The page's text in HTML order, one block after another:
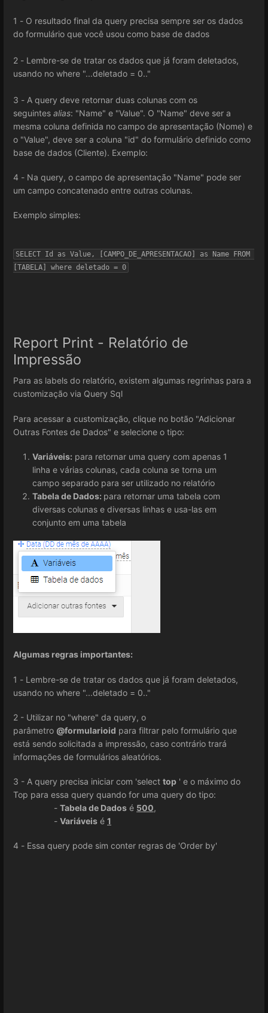
1 - O resultado final da query precisa sempre ser os dados
do formulário que você usou como base de dados
2 - Lembre-se de tratar os dados que já foram deletados,
usando no where "...deletado = 0.."
3 - A query deve retornar duas colunas com os
seguintes alias: "Name" e "Value". O "Name" deve ser a
mesma coluna definida no campo de apresentação (Nome) e
o "Value", deve ser a coluna "id" do formulário definido como
base de dados (Cliente). Exemplo:
4 - Na query, o campo de apresentação "Name" pode ser
um campo concatenado entre outras colunas.
Exemplo simples:
SELECT Id as Value, [CAMPO_DE_APRESENTACAO] as Name FROM
[TABELA] where deletado = 0
Report Print - Relatório de
Impressão
Para as labels do relatório, existem algumas regrinhas para a
customização via Query Sql
Para acessar a customização, clique no botão "Adicionar
Outras Fontes de Dados" e selecione o tipo:
Variáveis: para retornar uma query com apenas 1
linha e várias colunas, cada coluna se torna um
campo separado para ser utilizado no relatório
Tabela de Dados: para retornar uma tabela com
diversas colunas e diversas linhas e usa-las em
conjunto em uma tabela
Algumas regras importantes:
1 - Lembre-se de tratar os dados que já foram deletados,
usando no where "...deletado = 0.."
2 - Utilizar no "where" da query, o
parâmetro @formularioid para filtrar pelo formulário que
está sendo solicitada a impressão, caso contrário trará
informações de formulários aleatórios.
3 - A query precisa iniciar com 'select top ' e o máximo do
Top para essa query quando for uma query do tipo:
- Tabela de Dados é 500,
- Variáveis é 1
4 - Essa query pode sim conter regras de 'Order by'